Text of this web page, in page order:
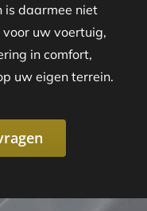
is daarmee niet
uw voertuig,
in comfort,
uw eigen terrein.